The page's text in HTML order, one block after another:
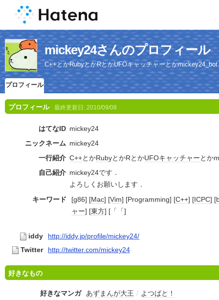
mickey24さんのプロフィール
C++とかRubyとかRとかUFOキャッチャーとかmickey24_bot
プロフィール
プロフィール 最終更新日: 2010/09/08
はてなID mickey24
ニックネーム mickey24
一行紹介 C++とかRubyとかRとかUFOキャッチャーとか
自己紹介 mickey24です．
よろしくお願いします．
キーワード
[g86] [Mac] [Vim] [Programming] [C++] [ICPC] [
ャー] [東方] [「「]
iddy
http://iddy.jp/profile/mickey24/
Twitter
http://twitter.com/mickey24
好きなもの
好きなマンガ あずまんが大王 / よつばと！